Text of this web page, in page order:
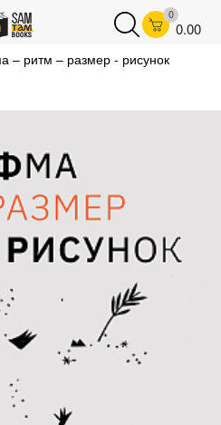
0
0.00
– ритм – размер - рисунок